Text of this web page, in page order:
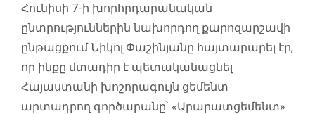
Հունիսի 7-ի խորհրդարանական
ընտրություններին նախորդող քարոզարշավի
ընթացքում Նիկոլ Փաշինյանը հայտարարել էր,
որ ինքը մտադիր է պետականացնել
Հայաստանի խոշորագույն ցեմենտ
արտադրող գործարանը՝ «Արարատցեմենտ»